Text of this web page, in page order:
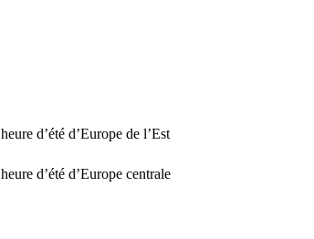
heure d’été d’Europe de l’Est
heure d’été d’Europe centrale